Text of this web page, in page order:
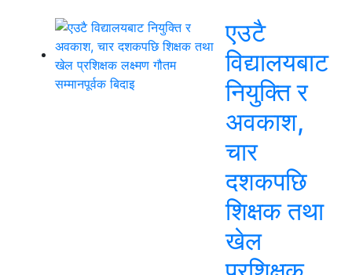
एउटै
विद्यालयबाट
नियुक्ति र
अवकाश,
चार
दशकपछि
शिक्षक तथा
खेल